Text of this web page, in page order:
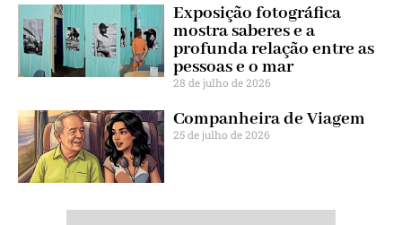
Exposição fotográfica
mostra saberes e a
profunda relação entre as
pessoas e o mar
28 de julho de 2026
Companheira de Viagem
25 de julho de 2026